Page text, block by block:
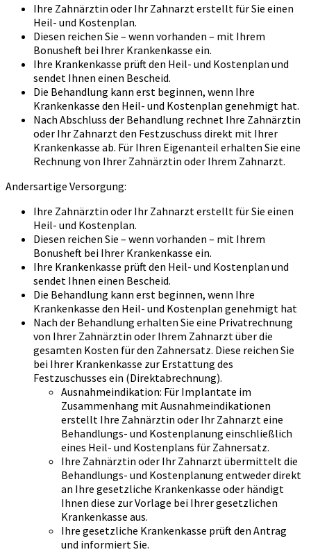
Ihre Zahnärztin oder Ihr Zahnarzt erstellt für Sie einen
Heil- und Kostenplan.
Diesen reichen Sie – wenn vorhanden – mit Ihrem
Bonusheft bei Ihrer Krankenkasse ein.
Ihre Krankenkasse prüft den Heil- und Kostenplan und
sendet Ihnen einen Bescheid.
Die Behandlung kann erst beginnen, wenn Ihre
Krankenkasse den Heil- und Kostenplan genehmigt hat.
Nach Abschluss der Behandlung rechnet Ihre Zahnärztin
oder Ihr Zahnarzt den Festzuschuss direkt mit Ihrer
Krankenkasse ab. Für Ihren Eigenanteil erhalten Sie eine
Rechnung von Ihrer Zahnärztin oder Ihrem Zahnarzt.
Andersartige Versorgung:
Ihre Zahnärztin oder Ihr Zahnarzt erstellt für Sie einen
Heil- und Kostenplan.
Diesen reichen Sie – wenn vorhanden – mit Ihrem
Bonusheft bei Ihrer Krankenkasse ein.
Ihre Krankenkasse prüft den Heil- und Kostenplan und
sendet Ihnen einen Bescheid.
Die Behandlung kann erst beginnen, wenn Ihre
Krankenkasse den Heil- und Kostenplan genehmigt hat
Nach der Behandlung erhalten Sie eine Privatrechnung
von Ihrer Zahnärztin oder Ihrem Zahnarzt über die
gesamten Kosten für den Zahnersatz. Diese reichen Sie
bei Ihrer Krankenkasse zur Erstattung des
Festzuschusses ein (Direktabrechnung).
Ausnahmeindikation: Für Implantate im
Zusammenhang mit Ausnahmeindikationen
erstellt Ihre Zahnärztin oder Ihr Zahnarzt eine
Behandlungs- und Kostenplanung einschließlich
eines Heil- und Kostenplans für Zahnersatz.
Ihre Zahnärztin oder Ihr Zahnarzt übermittelt die
Behandlungs- und Kostenplanung entweder direkt
an Ihre gesetzliche Krankenkasse oder händigt
Ihnen diese zur Vorlage bei Ihrer gesetzlichen
Krankenkasse aus.
Ihre gesetzliche Krankenkasse prüft den Antrag
und informiert Sie.